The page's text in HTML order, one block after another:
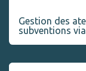
Gestion des
subventions